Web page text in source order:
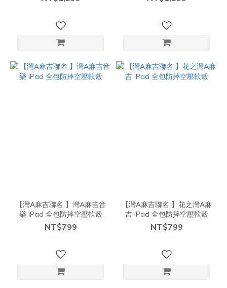
【灣A麻吉聯名 】灣A麻吉音
樂 iPad 全包防摔空壓軟殼
NT$799
【灣A麻吉聯名 】花之灣A麻
吉 iPad 全包防摔空壓軟殼
NT$799